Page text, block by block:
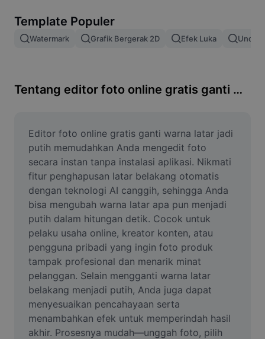
Gabung gambar
Ubah Ukuran Gambar
Pembuat Meme
AI Text Remover
AI People Remover
AI Inpainting
Face Cutout
Video
Hapus latar belakang video
Tingkatkan kualitas
Template Populer
Watermark Grafik Bergerak 2D Efek Luka Unduh
Tentang editor foto online gratis ganti warna latar jadi putih
Editor foto online gratis ganti warna latar jadi
putih memudahkan Anda mengedit foto
secara instan tanpa instalasi aplikasi. Nikmati
fitur penghapusan latar belakang otomatis
dengan teknologi AI canggih, sehingga Anda
bisa mengubah warna latar apa pun menjadi
putih dalam hitungan detik. Cocok untuk
pelaku usaha online, kreator konten, atau
pengguna pribadi yang ingin foto produk
tampak profesional dan menarik minat
pelanggan. Selain mengganti warna latar
belakang menjadi putih, Anda juga dapat
menyesuaikan pencahayaan serta
menambahkan efek untuk memperindah hasil
akhir. Prosesnya mudah—unggah foto, pilih